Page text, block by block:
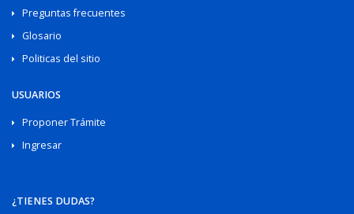
Preguntas frecuentes
Glosario
Politicas del sitio
USUARIOS
Proponer Trámite
Ingresar
¿TIENES DUDAS?